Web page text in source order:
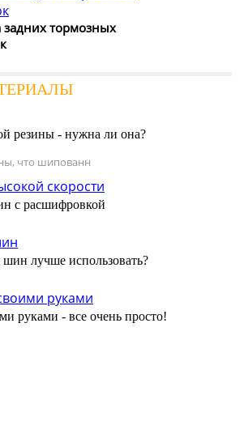
задних тормозных
резины - нужна ли она?
что шипованн
с расшифровкой
лучше использовать?
руками - все очень просто!